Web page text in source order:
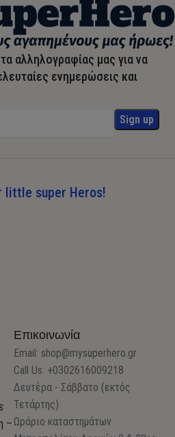
αλληλογραφίας μας για να
ενημερώσεις και
little super Heros!
–
Επικοινωνία
Email: shop@mysuperhero.gr
Call Us: +0302616009218
Δευτέρα - Σάββατο (εκτός
Τετάρτης)
Ωράριο καταστημάτων